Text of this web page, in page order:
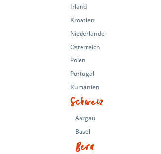
Irland
Kroatien
Niederlande
Österreich
Polen
Portugal
Rumänien
Schweiz
Aargau
Basel
Bern